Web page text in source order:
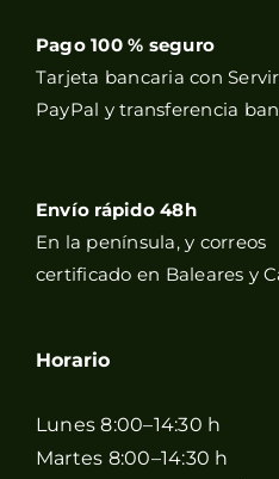
Pago 100 % seguro
Tarjeta bancaria con
PayPal y transferencia
Envío rápido 48h
En la península, y correos
certificado en Baleares y
Horario
Lunes 8:00–14:30 h
Martes 8:00–14:30 h